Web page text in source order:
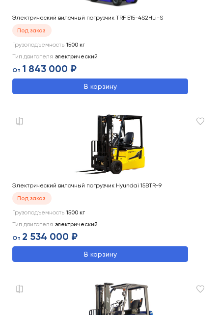
Электрический вилочный погрузчик TRF E15-4S2HLi-S
Под заказ
Грузоподъемность 1500 кг
Тип двигателя электрический
От 1 843 000 ₽
В корзину
Электрический вилочный погрузчик Hyundai 15BTR-9
Под заказ
Грузоподъемность 1500 кг
Тип двигателя электрический
От 2 534 000 ₽
В корзину